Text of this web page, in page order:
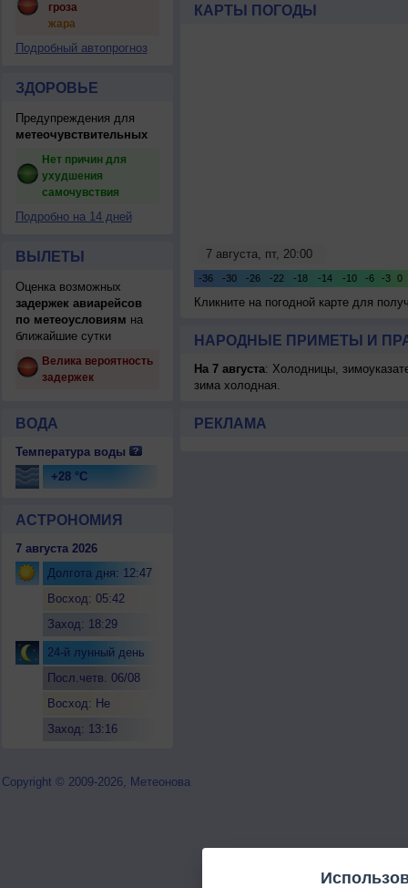
гроза
жара
Подробный автопрогноз
ЗДОРОВЬЕ
Предупреждения для
метеочувствительных
Нет причин для
ухудшения
самочувствия
Подробно на 14 дней
ВЫЛЕТЫ
Оценка возможных
задержек авиарейсов
по метеоусловиям на
ближайшие сутки
Велика вероятность
задержек
ВОДА
Температура воды
+28 °C
АСТРОНОМИЯ
7 августа 2026
Долгота дня: 12:47
Восход: 05:42
Заход: 18:29
24-й лунный день
Посл.четв. 06/08
Восход: Не
Заход: 13:16
КАРТЫ ПОГОДЫ
Кликните на погодной карте для
НАРОДНЫЕ ПРИМЕТЫ И
На 7 августа: Холодницы,
зима холодная.
РЕКЛАМА
Copyright © 2009-2026, Метеонова